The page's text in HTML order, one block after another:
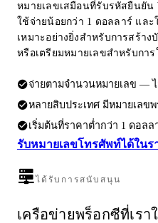
หมายเลขเสมือนที่รับรหัสยืนยัน
ใช้จ่ายน้อยกว่า 1 ดอลลาร์ และ
เหมาะอย่างยิ่งสำหรับการสร้า
หรือเตรียมหมายเลขสำหรับกา
จ่ายตามจำนวนหมายเลข —
หลายสิบประเทศ มีหมายเลขพ
เริ่มต้นที่ราคาต่ำกว่า 1 ดอลล
รับหมายเลขโทรศัพท์ได้ในร
ได้รับการสนับสนุน
เครือข่ายพร็อกซีที่เรา